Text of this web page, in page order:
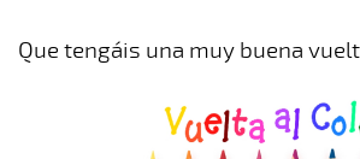
Que tengáis una muy buena